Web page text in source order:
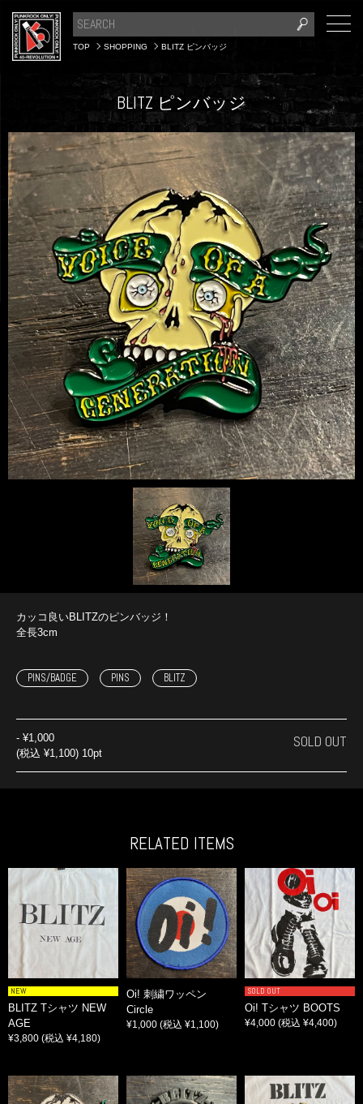
TOP SHOPPING BLITZ ピンバッジ
BLITZ ピンバッジ
カッコ良いBLITZのピンバッジ！
全長3cm
PINS/BADGE PINS BLITZ
- ¥1,000
(税込 ¥1,100) 10pt
SOLD OUT
RELATED ITEMS
NEW
BLITZ Tシャツ NEW
AGE
¥3,800 (税込 ¥4,180)
Oi! 刺繍ワッペン
Circle
¥1,000 (税込 ¥1,100)
SOLD OUT
Oi! Tシャツ BOOTS
¥4,000 (税込 ¥4,400)